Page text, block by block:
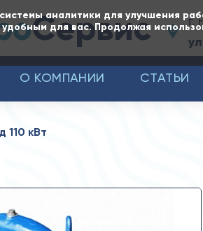
аналитики для улучшения
для вас. Продолжая
Сервис г.
О КОМПАНИИ СТАТЬИ
110 кВт